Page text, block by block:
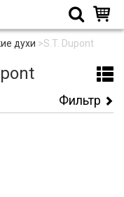
духи >S.T. Dupont
Фильтр